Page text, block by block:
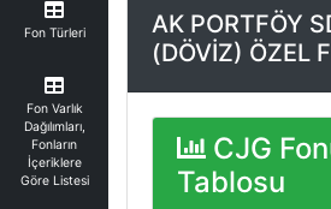
Fon Türleri
Fon Varlık
Dağılımları,
Fonların
İçeriklere
Göre Listesi
AK PORTFÖY
(DÖVİZ) ÖZEL
CJG
Tablosu